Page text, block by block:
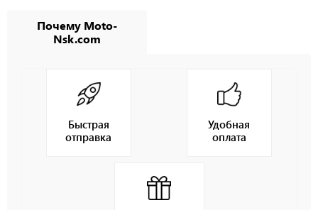
Почему Moto-
Nsk.com
Быстрая
отправка
Удобная
оплата